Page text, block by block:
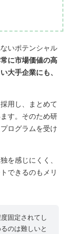
いポテンシャル
に市場価値の高
大手企業にも、
用し、まとめて
す。そのため研
ログラムを受け
を感じにくく、
できるのもメリ
固定されてし
のは難しいと